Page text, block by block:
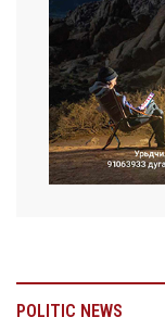
POLITIC NEWS